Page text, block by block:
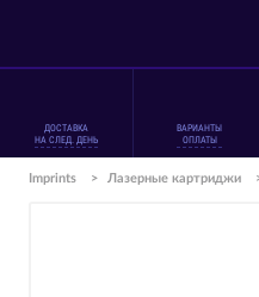
ДОСТАВКА
НА СЛЕД. ДЕНЬ
ВАРИАНТЫ
ОПЛАТЫ
Imprints > Лазерные картриджи